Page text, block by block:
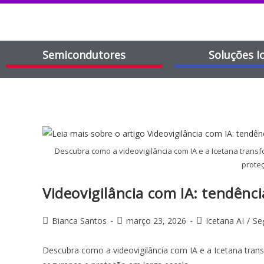
Semicondutores Soluções
Descubra como a videovigilância com IA e a Icetana
Videovigilância com IA:
Bianca Santos março 23, 2026 Icetana AI /
Descubra como a videovigilância com IA e a Icetana